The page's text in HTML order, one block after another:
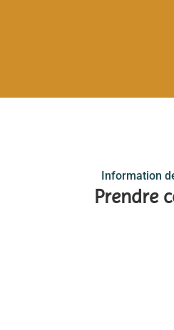
Information
Prendre